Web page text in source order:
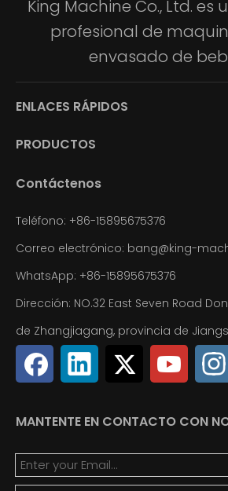
King Machine Co., Ltd. es
profesional de
envasado de
ENLACES RÁPIDOS
PRODUCTOS
Contáctenos
Teléfono: +86-15895675376
Correo electrónico: bang@king-
WhatsApp: +86-15895675376
Dirección: NO.32 East Seven Road
de Zhangjiagang, provincia de
MANTENTE EN CONTACTO CON